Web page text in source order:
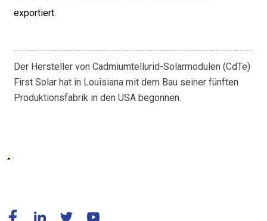
exportiert.
Der Hersteller von Cadmiumtellurid-Solarmodulen (CdTe)
First Solar hat in Louisiana mit dem Bau seiner fünften
Produktionsfabrik in den USA begonnen.